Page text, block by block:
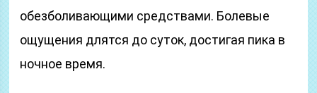
обезболивающими средствами. Болевые
ощущения длятся до суток, достигая пика в
ночное время.